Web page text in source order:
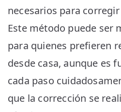
necesarios para corregir
Este método puede ser
para quienes prefieren
desde casa, aunque es
cada paso
que la corrección se